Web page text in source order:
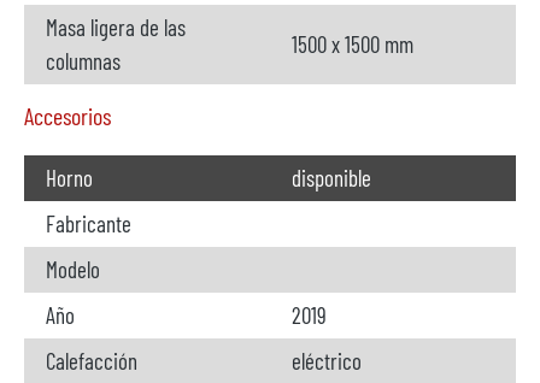
Masa ligera de las
columnas
1500 x 1500 mm
Accesorios
Horno
disponible
Fabricante
Modelo
Año
2019
Calefacción
eléctrico